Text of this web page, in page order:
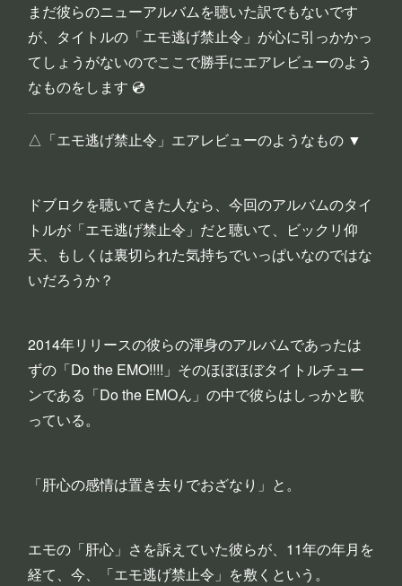
まだ彼らのニューアルバムを聴いた訳でもないです
が、タイトルの「エモ逃げ禁止令」が心に引っかかっ
てしょうがないのでここで勝手にエアレビューのよう
なものをします 💿
△「エモ逃げ禁止令」エアレビューのようなもの ▼
ドブロクを聴いてきた人なら、今回のアルバムのタイ
トルが「エモ逃げ禁止令」だと聴いて、ビックリ仰
天、もしくは裏切られた気持ちでいっぱいなのではな
いだろうか？
2014年リリースの彼らの渾身のアルバムであったは
ずの「Do the EMO!!!!」そのほぼほぼタイトルチュー
ンである「Do the EMOん」の中で彼らはしっかと歌
っている。
「肝心の感情は置き去りでおざなり」と。
エモの「肝心」さを訴えていた彼らが、11年の年月を
経て、今、「エモ逃げ禁止令」を敷くという。